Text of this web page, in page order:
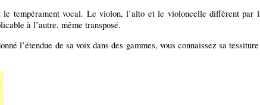
le tempérament vocal. Le violon, l’alto et le violoncelle diffèrent
à l’autre, même transposé.
l’étendue de sa voix dans des gammes, vous connaissez sa